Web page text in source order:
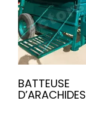
BATTEUSE
D’ARACHIDES